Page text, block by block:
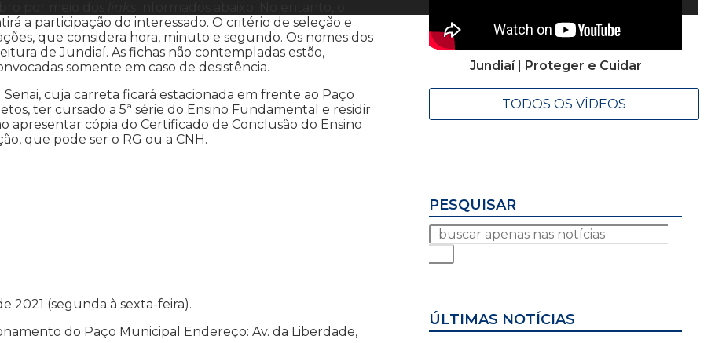
a participação do interessado. O critério de seleção e
que considera hora, minuto e segundo. Os nomes dos
de Jundiaí. As fichas não contempladas estão,
somente em caso de desistência.
cuja carreta ficará estacionada em frente ao Paço
ter cursado a 5ª série do Ensino Fundamental e residir
apresentar cópia do Certificado de Conclusão do Ensino
que pode ser o RG ou a CNH.
2021 (segunda à sexta-feira).
do Paço Municipal Endereço: Av. da Liberdade,
Jundiaí | Proteger e Cuidar
TODOS OS VÍDEOS
PESQUISAR
ÚLTIMAS NOTÍCIAS